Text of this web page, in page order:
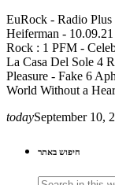
EuRock - Radio
Heiferman -
Rock : 1 PFM -
La Casa Del Sole 4
Pleasure - Fake 6
World Without a
todaySeptember 10,
חיפוש באתר